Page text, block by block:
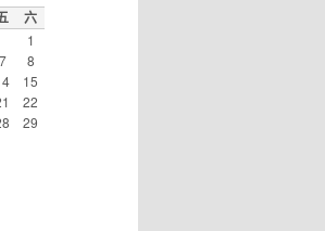
六
1
7
8
15
22
29